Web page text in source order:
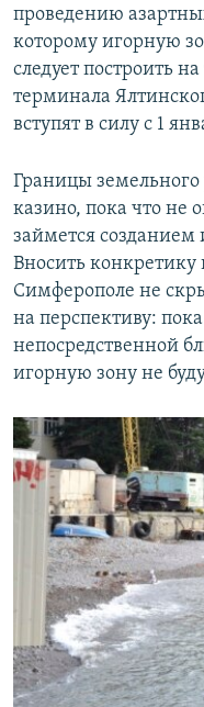
проведению
которому игорную
следует построить
терминала
вступят в силу с 1
Границы земельного
казино, пока что не
займется
Вносить конкретику
Симферополе не
на перспективу:
непосредственной
игорную зону не